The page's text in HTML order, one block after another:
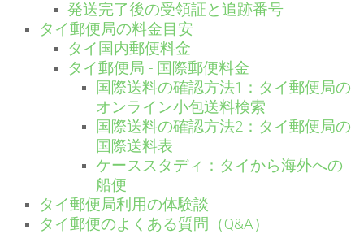
発送完了後の受領証と追跡番号
タイ郵便局の料金目安
タイ国内郵便料金
タイ郵便局 - 国際郵便料金
国際送料の確認方法1：タイ郵便局の
オンライン小包送料検索
国際送料の確認方法2：タイ郵便局の
国際送料表
ケーススタディ：タイから海外への
船便
タイ郵便局利用の体験談
タイ郵便のよくある質問（Q&A）